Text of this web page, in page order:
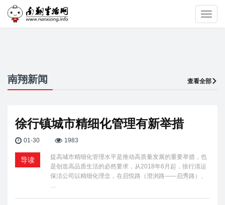
南翔新闻 查看全部
徐行镇城市精细化管理有新举措
01-30 1983
导读
提高城市精细化管理水平是推动高质量发展的重要举措，也
是创造高品质生活的必然要求，从2018年6月起，徐行清运
保洁公司以精细化理念，在启悦路（澄浏路——启秀路）、
…